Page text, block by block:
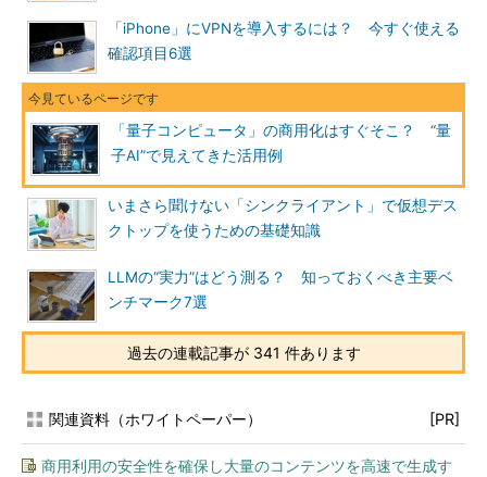
「iPhone」にVPNを導入するには？ 今すぐ使える
確認項目6選
「量子コンピュータ」の商用化はすぐそこ？ “量
子AI”で見えてきた活用例
いまさら聞けない「シンクライアント」で仮想デス
クトップを使うための基礎知識
LLMの“実力”はどう測る？ 知っておくべき主要ベ
ンチマーク7選
過去の連載記事が 341 件あります
関連資料（ホワイトペーパー） [PR]
商用利用の安全性を確保し大量のコンテンツを高速で生成す